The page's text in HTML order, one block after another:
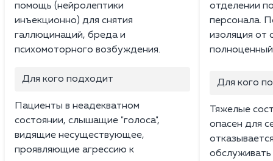
помощь (нейролептики
инъекционно) для снятия
галлюцинаций, бреда и
психомоторного возбуждения.
Для кого подходит
Пациенты в неадекватном
состоянии, слышащие "голоса",
видящие несуществующее,
проявляющие агрессию к
отделении
персонала.
изоляция от
Для кого
Тяжелые
опасен для